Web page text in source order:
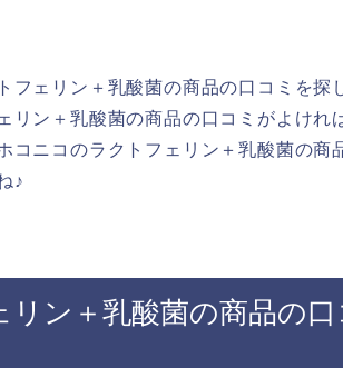
フェリン＋乳酸菌の商品の口コミを探
リン＋乳酸菌の商品の口コミがよけれ
コニコのラクトフェリン＋乳酸菌の商
♪
ン＋乳酸菌の商品の口